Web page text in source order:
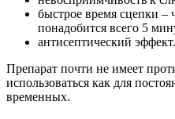
быстрое время сцепки –
понадобится всего 5
антисептический эффект.
Препарат почти не имеет
использоваться как для
временных.